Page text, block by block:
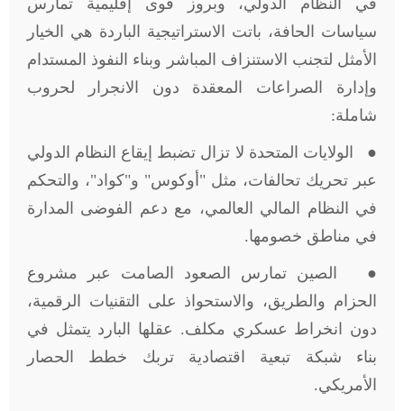
سياسات الحافة، باتت الاستراتيجية الباردة هي الخيار
الأمثل لتجنب الاستنزاف المباشر وبناء النفوذ المستدام
وإدارة الصراعات المعقدة دون الانجرار لحروب
شاملة:
● الولايات المتحدة لا تزال تضبط إيقاع النظام الدولي
عبر تحريك تحالفات، مثل "أوكوس" و"كواد"، والتحكم
في النظام المالي العالمي، مع دعم الفوضى المدارة
في مناطق خصومها.
● الصين تمارس الصعود الصامت عبر مشروع
الحزام والطريق، والاستحواذ على التقنيات الرقمية،
دون انخراط عسكري مكلف. عقلها البارد يتمثل في
بناء شبكة تبعية اقتصادية تربك خطط الحصار
الأمريكي.